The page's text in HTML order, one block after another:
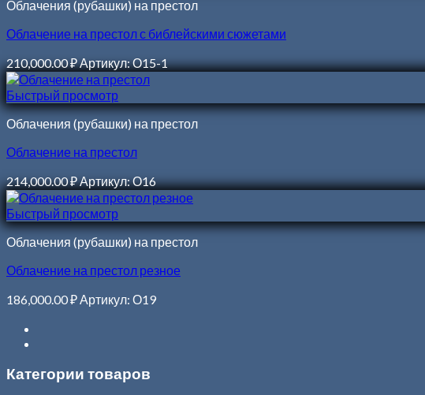
Облачения (рубашки) на престол
Облачение на престол с библейскими сюжетами
210,000.00₽Артикул: О15-1
Быстрый просмотр
Облачения (рубашки) на престол
Облачение на престол
214,000.00₽Артикул: О16
Быстрый просмотр
Облачения (рубашки) на престол
Облачение на престол резное
186,000.00₽ Артикул: О19
Категории товаров